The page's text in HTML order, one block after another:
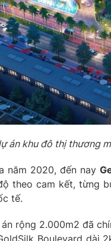
án khu đô thị thương
năm 2020, đến nay
theo cam kết, từng
tế.
rộng 2.000m2 đã
Boulevard dài